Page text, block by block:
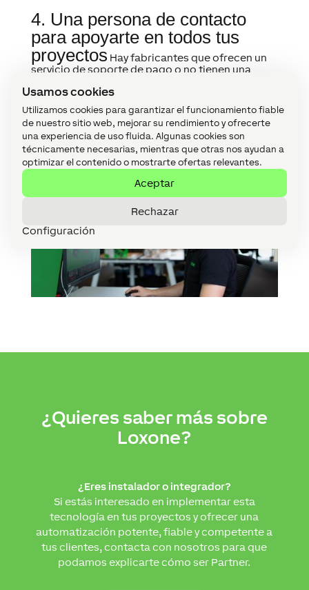
Usamos cookies
Utilizamos cookies para garantizar el funcionamiento fiable
de nuestro sitio web, mejorar su rendimiento y ofrecerte
una experiencia de uso fluida. Algunas cookies son
técnicamente necesarias, mientras que otras nos ayudan a
optimizar el contenido o mostrarte ofertas relevantes.
Aceptar
Rechazar
Configuración
4. Una persona de contacto
para apoyarte en todos tus
proyectos Hay fabricantes que ofrecen un
servicio de soporte de pago o no tienen una
diferente, cada Partner tiene el apoyo de su
Partner Coach te puede ayudar desde la
planificación hasta la configuración de tus
proyectos. Una persona de contacto directo, en
la que apoyarse y consultar todas tus dudas, vale
su peso en oro.
¿Quieres saber más sobre
Loxone?
¿Eres instalador o integrador?
Si estás interesado en implementar esta
tecnología en tus proyectos y ofrecer una
automatización potente, fiable y competente a
tus clientes, contacta con nosotros para que
podamos explicarte cómo ser Partner.